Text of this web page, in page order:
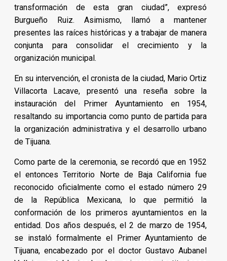
transformación de esta gran ciudad”, expresó
Burgueño Ruiz. Asimismo, llamó a mantener
presentes las raíces históricas y a trabajar de manera
conjunta para consolidar el crecimiento y la
organización municipal.
En su intervención, el cronista de la ciudad, Mario Ortiz
Villacorta Lacave, presentó una reseña sobre la
instauración del Primer Ayuntamiento en 1954,
resaltando su importancia como punto de partida para
la organización administrativa y el desarrollo urbano
de Tijuana.
Como parte de la ceremonia, se recordó que en 1952
el entonces Territorio Norte de Baja California fue
reconocido oficialmente como el estado número 29
de la República Mexicana, lo que permitió la
conformación de los primeros ayuntamientos en la
entidad. Dos años después, el 2 de marzo de 1954,
se instaló formalmente el Primer Ayuntamiento de
Tijuana, encabezado por el doctor Gustavo Aubanel